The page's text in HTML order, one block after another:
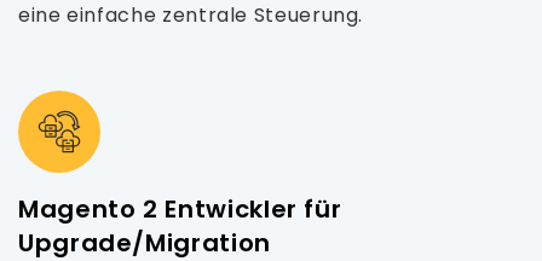
eine einfache zentrale Steuerung.
Magento 2 Entwickler für
Upgrade/Migration